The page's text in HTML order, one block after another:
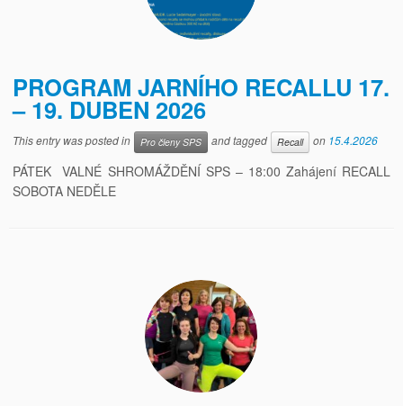
PROGRAM JARNÍHO RECALLU 17.
– 19. DUBEN 2026
This entry was posted in Pro členy SPS and tagged Recall on 15.4.2026
PÁTEK VALNÉ SHROMÁŽDĚNÍ SPS – 18:00 Zahájení RECALL
SOBOTA NEDĚLE